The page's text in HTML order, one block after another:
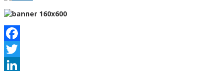
Facebook
Twitter